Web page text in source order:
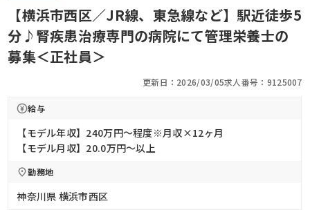
【横浜市西区／JR線、東急線など】駅近徒歩5
分♪腎疾患治療専門の病院にて管理栄養士の
募集＜正社員＞
更新日：2026/03/05求人番号：9125007
給与
【モデル年収】240万円〜程度※月収×12ヶ月
【モデル月収】20.0万円〜以上
勤務地
神奈川県 横浜市西区